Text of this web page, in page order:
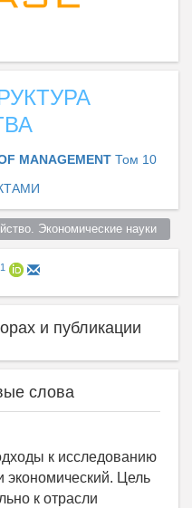
MANAGEMENT Том 10
Экономические науки
1
и публикации
слова
к исследованию
экономический. Цель
к отрасли